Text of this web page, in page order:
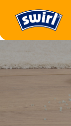
Précédent